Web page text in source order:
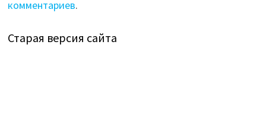
комментариев.
Старая версия сайта